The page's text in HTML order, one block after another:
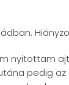
nyitottam
pedig